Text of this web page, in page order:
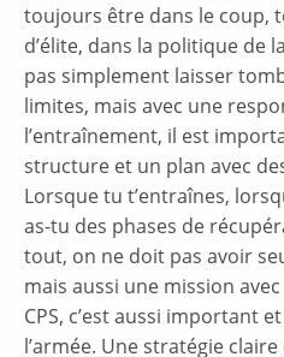
toujours être dans le coup,
d’élite, dans la politique de
pas simplement laisser
limites, mais avec une
l’entraînement, il est
structure et un plan avec
Lorsque tu t’entraînes,
as-tu des phases de
tout, on ne doit pas avoir
mais aussi une mission
CPS, c’est aussi important
l’armée. Une stratégie